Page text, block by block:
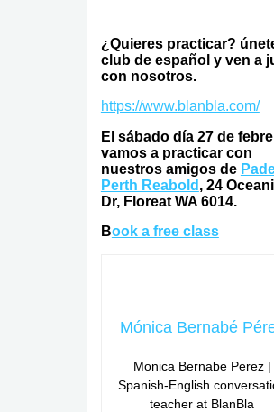
¿Quieres practicar?
club de español y ven a
con nosotros.
https://www.blanbla.com/
El sábado día 27 de
vamos a practicar con
nuestros amigos de
Perth Reabold , 24
Dr, Floreat WA 6014.
Book a free class
Mónica Bernabé
Monica Bernabe Perez |
Spanish-English
teacher at BlanBla